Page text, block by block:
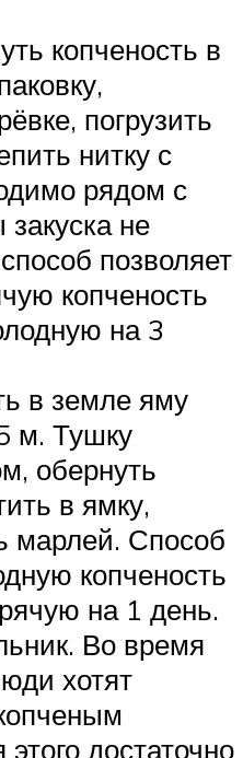
копченость в
погрузить
нитку с
рядом с
не
позволяет
копченость
на 3
в земле яму
м. Тушку
обернуть
в ямку,
марлей. Способ
копченость
на 1 день.
Во время
хотят
достаточно